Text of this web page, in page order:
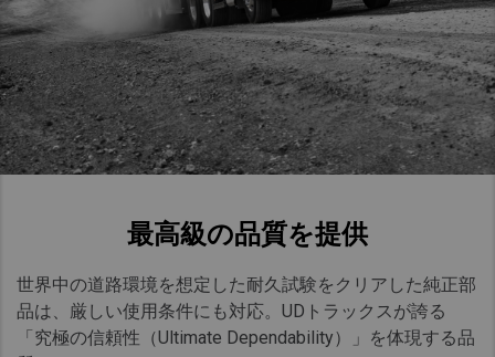
最高級の品質を提供​
世界中の道路環境を想定した耐久試験をクリアした純正部
品は、厳しい使用条件にも対応。UDトラックスが誇る
「究極の信頼性（Ultimate Dependability）」を体現する品